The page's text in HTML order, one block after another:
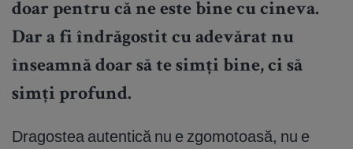
doar pentru că ne este bine cu cineva.
Dar a fi îndrăgostit cu adevărat nu
înseamnă doar să te simți bine, ci să
simți profund.
Dragostea autentică nu e zgomotoasă, nu e